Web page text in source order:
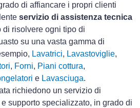
di affiancare i propri clienti
servizio di assistenza tecnica
di risolvere ogni tipo di
su una vasta gamma di
Lavatrici, Lavastoviglie,
, Forni, Piani cottura,
e Lavasciuga.
richiedono un servizio di
supporto specializzato, in grado di